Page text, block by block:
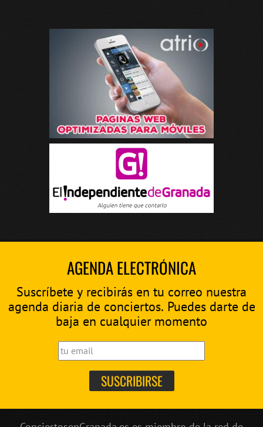
AGENDA ELECTRÓNICA
Suscríbete y recibirás en tu correo nuestra
agenda diaria de conciertos. Puedes darte de
baja en cualquier momento